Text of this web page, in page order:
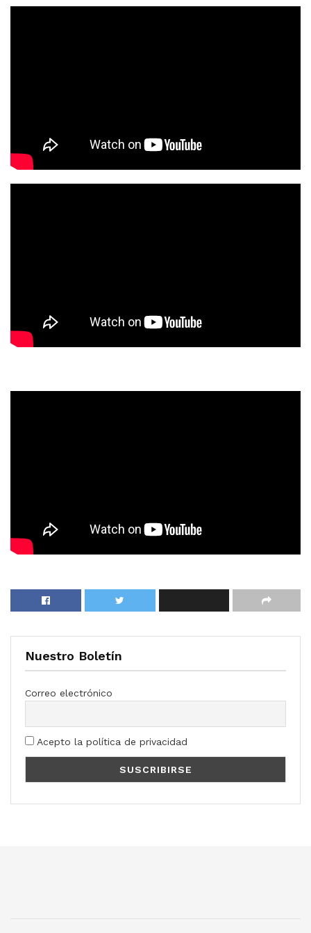
Nuestro Boletín
Correo electrónico
Acepto la política de privacidad